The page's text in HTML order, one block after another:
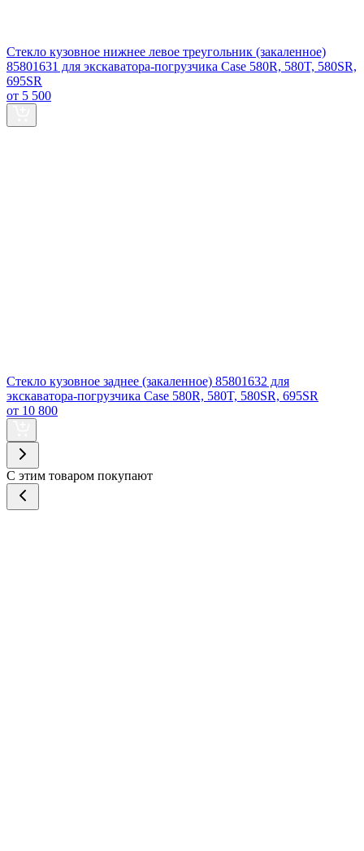
Стекло кузовное нижнее левое треугольник (закаленное)
85801631 для экскаватора-погрузчика Case 580R, 580T, 580SR,
695SR
от 5 500
Стекло кузовное заднее (закаленное) 85801632 для
экскаватора-погрузчика Case 580R, 580T, 580SR, 695SR
от 10 800
С этим товаром покупают